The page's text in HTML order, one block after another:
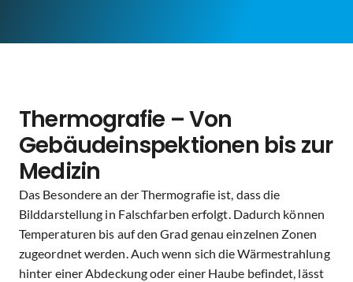
Thermografie – Von
Gebäudeinspektionen bis zur
Medizin
Das Besondere an der Thermografie ist, dass die
Bilddarstellung in Falschfarben erfolgt. Dadurch können
Temperaturen bis auf den Grad genau einzelnen Zonen
zugeordnet werden. Auch wenn sich die Wärmestrahlung
hinter einer Abdeckung oder einer Haube befindet, lässt